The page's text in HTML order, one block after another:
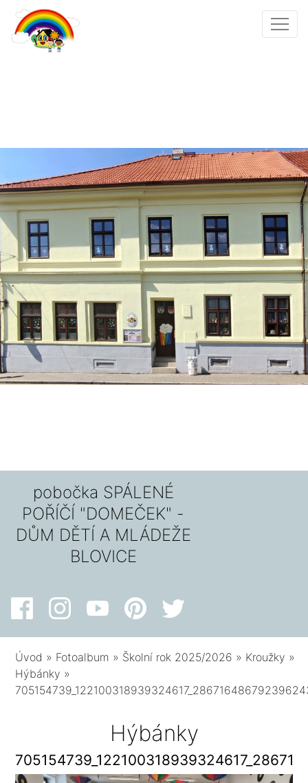
pobočka SPÁLENÉ
POŘÍČÍ "DOMEČEK" -
DŮM DĚTÍ A MLÁDEŽE
BLOVICE
Úvod » Fotoalbum » Školní rok 2025/2026 » Kroužky »
Hýbánky »
Hýbánky